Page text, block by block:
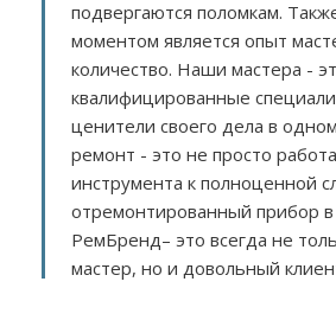
подвергаются поломкам.
моментом является опыт
количество. Наши мастера -
квалифицированные
ценители своего дела в
ремонт - это не просто
инструмента к полноценной
отремонтированный прибор
РемБренд– это всегда не
мастер, но и довольный